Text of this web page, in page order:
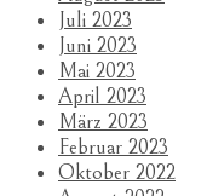
Juli 2023
Juni 2023
Mai 2023
April 2023
März 2023
Februar 2023
Oktober 2022